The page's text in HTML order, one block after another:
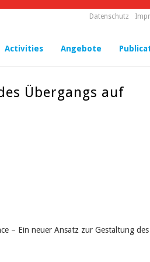
Datenschutz
Activities Angebote
Übergangs auf
– Ein neuer Ansatz zur Gestaltung des